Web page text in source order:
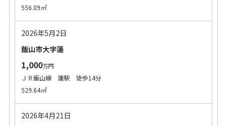
556.09㎡
2026年5月2日
飯山市大字蓮
1,000万円
ＪＲ飯山線 蓮駅 徒歩14分
529.64㎡
2026年4月21日